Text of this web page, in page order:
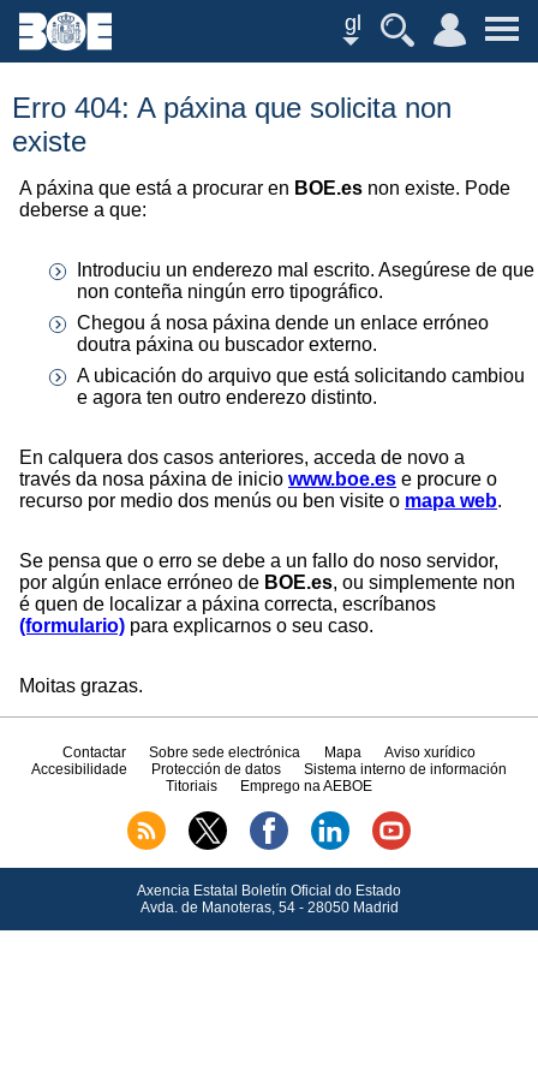
gl
Erro 404: A páxina que solicita non
existe
A páxina que está a procurar en BOE.es non existe. Pode
deberse a que:
Introduciu un enderezo mal escrito. Asegúrese de que
non conteña ningún erro tipográfico.
Chegou á nosa páxina dende un enlace erróneo
doutra páxina ou buscador externo.
A ubicación do arquivo que está solicitando cambiou
e agora ten outro enderezo distinto.
En calquera dos casos anteriores, acceda de novo a
través da nosa páxina de inicio www.boe.es e procure o
recurso por medio dos menús ou ben visite o mapa web.
Se pensa que o erro se debe a un fallo do noso servidor,
por algún enlace erróneo de BOE.es, ou simplemente non
é quen de localizar a páxina correcta, escríbanos
(formulario) para explicarnos o seu caso.
Moitas grazas.
Contactar Sobre sede electrónica Mapa
Aviso xurídico
Accesibilidade
Protección de datos
Sistema interno de información
Titoriais
Emprego na AEBOE
Axencia Estatal Boletín Oficial do Estado
Avda.de Manoteras, 54 - 28050 Madrid